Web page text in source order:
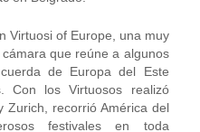
Virtuosi of Europe, una muy
que reúne a algunos
de Europa del Este
Con los Virtuosos realizó
Zurich, recorrió América del
festivales en toda